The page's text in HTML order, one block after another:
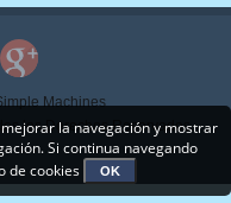
Machines
los Derechos Reservados.
la navegación y mostrar
Si continua navegando
de cookies
OK